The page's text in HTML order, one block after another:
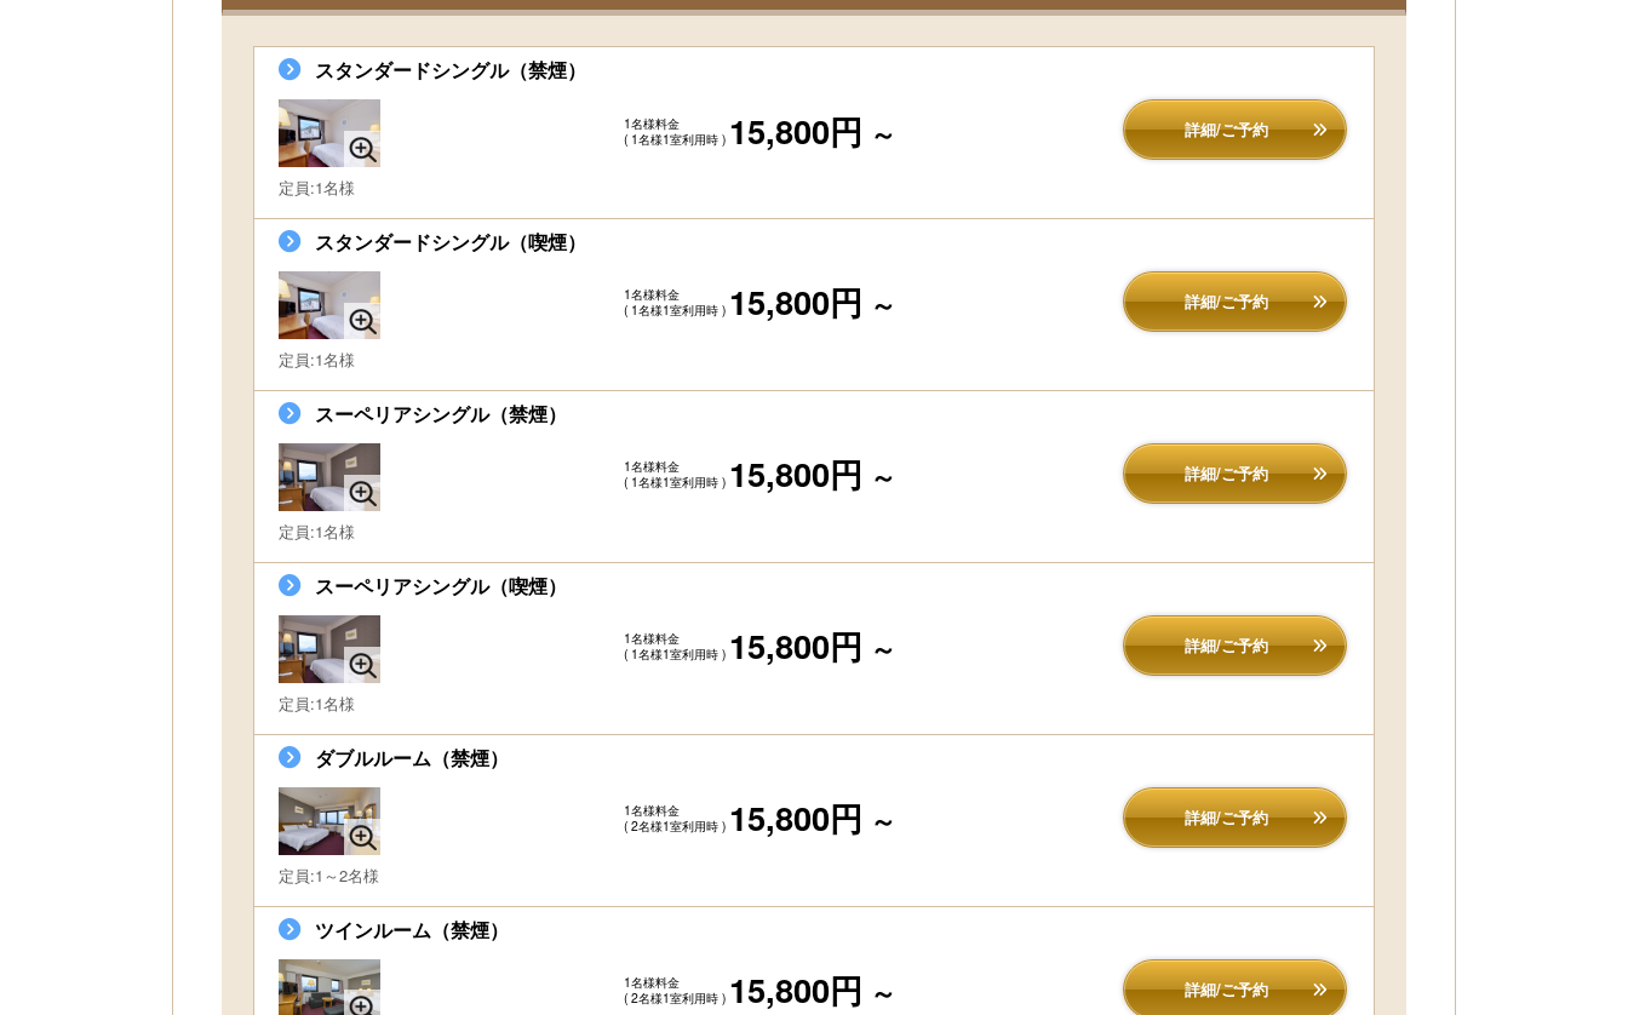
スタンダードシングル（禁煙）
1名様料金
( 1名様1室利用時 ) 15,800円 ～ 詳細/ご予約
定員:1名様
スタンダードシングル（喫煙）
1名様料金
( 1名様1室利用時 ) 15,800円 ～ 詳細/ご予約
定員:1名様
スーペリアシングル（禁煙）
1名様料金
( 1名様1室利用時 ) 15,800円 ～ 詳細/ご予約
定員:1名様
スーペリアシングル（喫煙）
1名様料金
( 1名様1室利用時 ) 15,800円 ～ 詳細/ご予約
定員:1名様
ダブルルーム（禁煙）
1名様料金
( 2名様1室利用時 ) 15,800円 ～ 詳細/ご予約
定員:1～2名様
ツインルーム（禁煙）
1名様料金
( 2名様1室利用時 ) 15,800円 ～ 詳細/ご予約